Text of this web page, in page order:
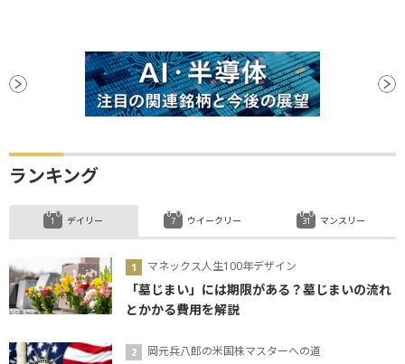
ランキング
デイリー
マネックス人生100年デザイン
「墓じまい」には期限がある？墓じまいの流れ
とかかる費用を解説
岡元兵八郎の米国株マスターへの道
ウイークリー マンスリー